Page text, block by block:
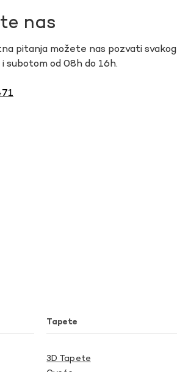
nas
pitanja možete nas pozvati svakog
i subotom od 08h do 16h.
Tapete
3D Tapete